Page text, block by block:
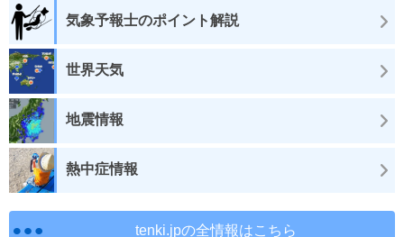
気象予報士のポイント解説
世界天気
地震情報
熱中症情報
tenki.jpの全情報はこちら